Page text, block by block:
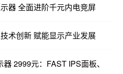
竞显示器的消费 者拥有更
的配置参数 和大厂品控保
，有 兴趣的小伙伴可到电
器 全面进阶千元内电竞屏
术创新 赋能显示产业发展
2999元：FAST IPS面板、